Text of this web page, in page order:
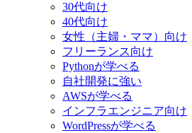
30代向け
40代向け
女性（主婦・ママ）向け
フリーランス向け
Pythonが学べる
自社開発に強い
AWSが学べる
インフラエンジニア向け
WordPressが学べる